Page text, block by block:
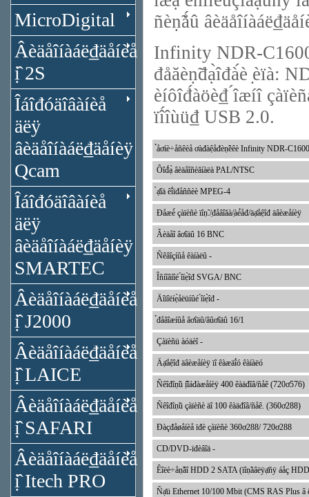
MicroDigital
Âèäåîíàáë₫äåíèå
ị̂ 2S
Îáîđóäîâàíèå
äëÿ
âèäåîíàáë₫äåíèÿ
Qcam
Îáîđóäîâàíèå
äëÿ
âèäåîíàáë₫äåíèÿ
SMARTEC
Âèäåîíàáë₫äåíèå
ị̂ J2000
Âèäåîíàáë₫äåíèå
ị̂ LAICE
Âèäåîíàáë₫äåíèå
ị̂ SAFARI
Âèäåîíàáë₫äåíèå
ị̂ Itech PRO
ñèṇ̃ǻû
Infinity NDR-
đåăèṇ̃đạ̀îđà́è ̣èïà:
èíôîđ́àöè₫ ́îæíî
ïî́îùü₫ USB 2.0.
̉åơíè÷åñêèå ơàđàệåđèṇ̃èêè Infinity NDR-
Ôîđ́ạ̀ âèäåîñèăíàëà PAL/NTSC
̀ạ̊îä êî́ïđåññèè MPEG-4
Đåæè́ çàïèñè ïîṇ̃./̣đåâîăà/̣àé́åđ/äạ̊åệîđ äâèæåíèÿ
Âèäåî âơîäû 16 BNC
Ñêâîçíûå êàíàëû -
Îñíîâíîé ́îíẹ̀îđ SVGA/ BNC
Äîïîëíẹ̀åëüíûé ́îíẹ̀îđ -
̉đåâîæíûå âơîäû/âûơîäû 16/1
Çàïèñü àóäèî -
Äạ̊åệîđ äâèæåíèÿ ïî êàæäî́ó êàíàëó
Ñêîđîṇ̃ü ị̂îáđàæåíèÿ 400 êàäđîâ/ñåê (720ơ576)
Ñêîđîṇ̃ü çàïèñè äî 100 êàäđîâ/ñåê. (360ơ288)
Đàçđåøåíèå ïđè çàïèñè 360ơ288/ 720ơ288
CD/DVD-ïđèâîä -
Êîëè÷åṇ̃âî HDD 2 SATA (ïîṇ̃àâëÿạ̊ñÿ áåç
Ñạ̊ü Ethernet 10/100 Mbit (CMS RAS Plus â